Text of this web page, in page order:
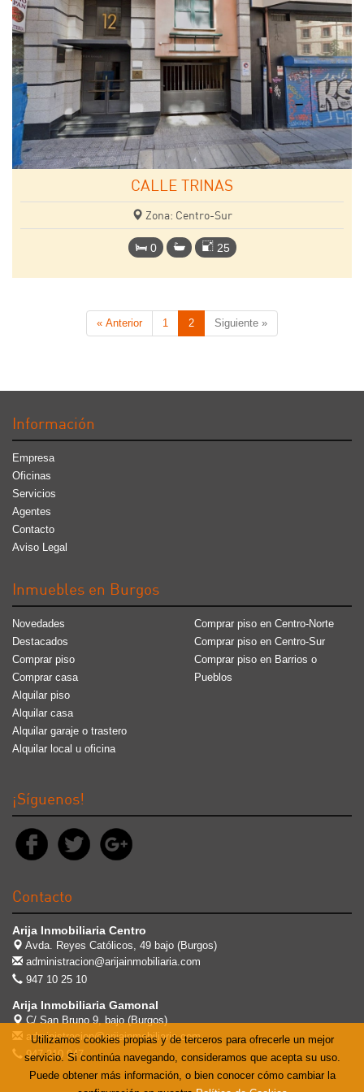
CALLE TRINAS
Zona: Centro-Sur
0 25
« Anterior 1 2 Siguiente »
Información
Empresa
Oficinas
Servicios
Agentes
Contacto
Aviso Legal
Inmuebles en Burgos
Novedades
Destacados
Comprar piso
Comprar casa
Alquilar piso
Alquilar casa
Alquilar garaje o trastero
Alquilar local u oficina
Comprar piso en Centro-Norte
Comprar piso en Centro-Sur
Comprar piso en Barrios o
Pueblos
¡Síguenos!
Contacto
Arija Inmobiliaria Centro
Avda. Reyes Católicos, 49 bajo (Burgos)
administracion@arijainmobiliaria.com
947 10 25 10
Arija Inmobiliaria Gamonal
C/ San Bruno 9, bajo (Burgos)
administracion@arijainmobiliaria.com
947 210 947
Utilizamos cookies propias y de terceros para ofrecerle un mejor
servicio. Si continúa navegando, consideramos que acepta su uso.
Puede obtener más información, o bien conocer cómo cambiar la